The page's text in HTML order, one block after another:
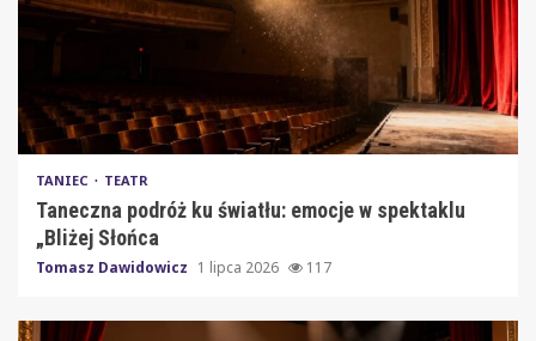
TANIEC TEATR
Taneczna podróż ku światłu: emocje w spektaklu
„Bliżej Słońca
Tomasz Dawidowicz 1 lipca 2026 117